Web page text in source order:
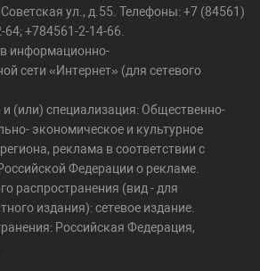
ул., д.55. Телефоны: +7 (84561)
+784561-2-14-66.
информационно-
сети «Интернет» (для сетевого
(или) специализация: Общественно-
экономическое и культурное
реклама в соответствии с
Федерации о рекламе.
распространения (вид - для
издания): сетевое издание.
Российская Федерация,